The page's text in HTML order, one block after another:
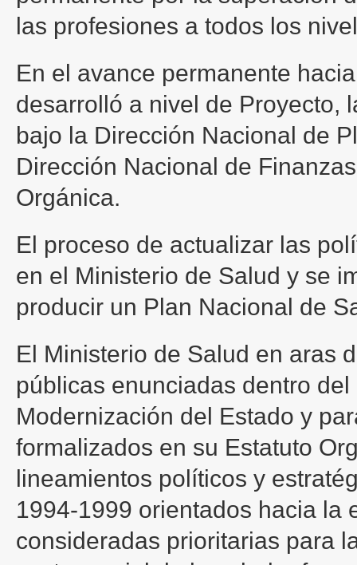
las profesiones a todos los
En el avance permanente
desarrolló a nivel de Proyecto,
bajo la Dirección Nacional de
Dirección Nacional de
Orgánica.
El proceso de actualizar las
en el Ministerio de Salud y se
producir un Plan Nacional de
El Ministerio de Salud en aras
públicas enunciadas dentro
Modernización del Estado y
formalizados en su Estatuto
lineamientos políticos y
1994-1999 orientados hacia la
consideradas prioritarias para